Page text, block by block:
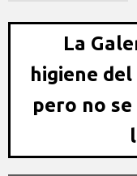
La
higiene
pero no